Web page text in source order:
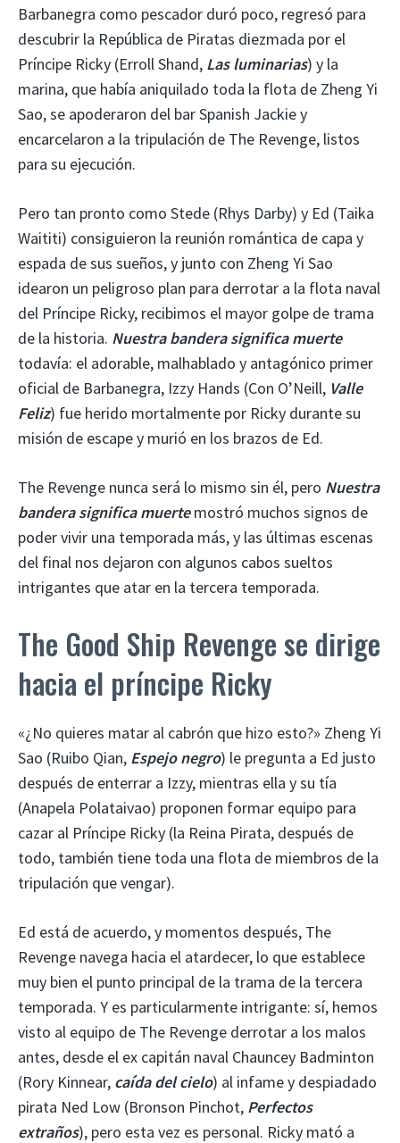
Barbanegra como pescador duró poco, regresó para
descubrir la República de Piratas diezmada por el
Príncipe Ricky (Erroll Shand, Las luminarias) y la
marina, que había aniquilado toda la flota de Zheng Yi
Sao, se apoderaron del bar Spanish Jackie y
encarcelaron a la tripulación de The Revenge, listos
para su ejecución.
Pero tan pronto como Stede (Rhys Darby) y Ed (Taika
Waititi) consiguieron la reunión romántica de capa y
espada de sus sueños, y junto con Zheng Yi Sao
idearon un peligroso plan para derrotar a la flota naval
del Príncipe Ricky, recibimos el mayor golpe de trama
de la historia. Nuestra bandera significa muerte
todavía: el adorable, malhablado y antagónico primer
oficial de Barbanegra, Izzy Hands (Con O’Neill, Valle
Feliz) fue herido mortalmente por Ricky durante su
misión de escape y murió en los brazos de Ed.
The Revenge nunca será lo mismo sin él, pero Nuestra
bandera significa muertemostró muchos signos de
poder vivir una temporada más, y las últimas escenas
del final nos dejaron con algunos cabos sueltos
intrigantes que atar en la tercera temporada.
The Good Ship Revenge se dirige
hacia el príncipe Ricky
«¿No quieres matar al cabrón que hizo esto?» Zheng Yi
Sao (Ruibo Qian, Espejo negro) le pregunta a Ed justo
después de enterrar a Izzy, mientras ella y su tía
(Anapela Polataivao) proponen formar equipo para
cazar al Príncipe Ricky (la Reina Pirata, después de
todo, también tiene toda una flota de miembros de la
tripulación que vengar).
Ed está de acuerdo, y momentos después, The
Revenge navega hacia el atardecer, lo que establece
muy bien el punto principal de la trama de la tercera
temporada. Y es particularmente intrigante: sí, hemos
visto al equipo de The Revenge derrotar a los malos
antes, desde el ex capitán naval Chauncey Badminton
(Rory Kinnear, caída del cielo) al infame y despiadado
pirata Ned Low (Bronson Pinchot, Perfectos
extraños), pero esta vez es personal. Ricky mató a